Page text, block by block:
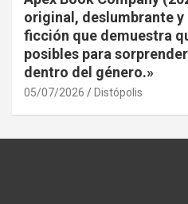
original, deslumbrante
ficción que demuestra
posibles para
dentro del género.»
05/07/2026 Distópolis